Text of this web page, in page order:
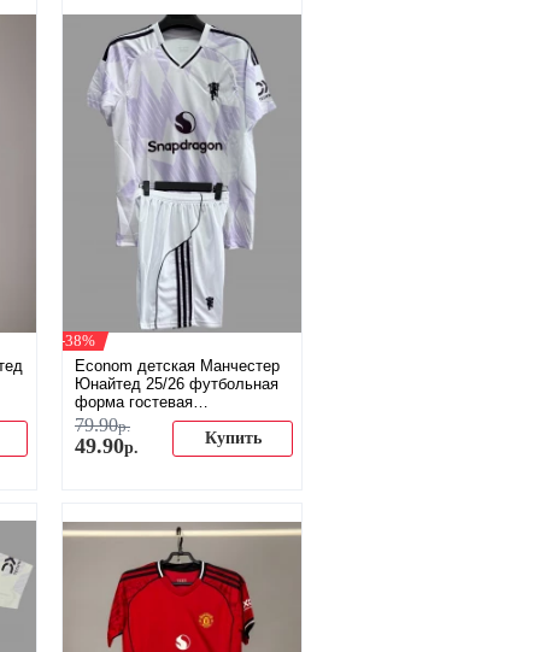
-38%
Econom детская Манчестер
Юнайтед 25/26 футбольная
форма гостевая
(распродажа)
79.90р.
49.90р. Купить